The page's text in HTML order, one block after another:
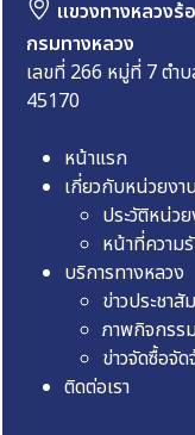
แขวงทางหลวงร้
กรมทางหลวง
เลขที่ 266 หมู่ที่ 7 ตำบ
45170
หน้าแรก
เกี่ยวกับหน่วยงาน
ประวัติหน่ว
หน้าที่ความ
บริการทางหลวง
ข่าวประชา
ภาพกิจกรรม
ข่าวจัดซื้อจัด
ติดต่อเรา